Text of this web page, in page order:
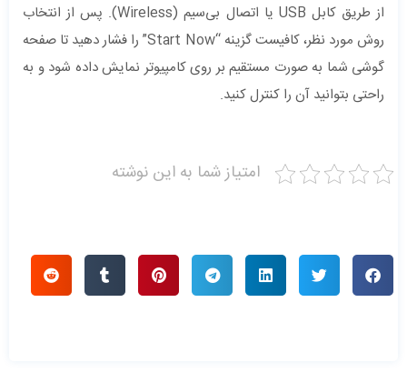
از طریق کابل USB یا اتصال بی‌سیم (Wireless). پس از انتخاب
روش مورد نظر، کافیست گزینه “Start Now” را فشار دهید تا صفحه
گوشی شما به صورت مستقیم بر روی کامپیوتر نمایش داده شود و به
راحتی بتوانید آن را کنترل کنید.
امتیاز شما به این نوشته